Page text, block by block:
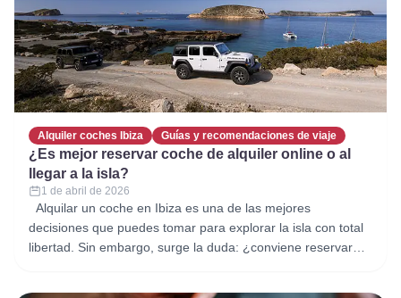
Alquiler coches Ibiza Guías y recomendaciones de viaje
¿Es mejor reservar coche de alquiler online o al
llegar a la isla?
1 de abril de 2026
Alquilar un coche en Ibiza es una de las mejores
decisiones que puedes tomar para explorar la isla con total
libertad. Sin embargo, surge la duda: ¿conviene reservar